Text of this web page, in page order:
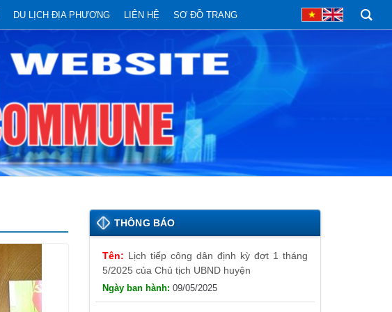
DU LỊCH ĐỊA PHƯƠNG LIÊN HỆ SƠ ĐỒ TRANG
THÔNG BÁO
Lịch tiếp công dân định kỳ đợt 1 tháng
5/2025 của Chủ tịch UBND huyện
09/05/2025
kỳ đợt 01 tháng 5/2025 của Chủ tịch UBND